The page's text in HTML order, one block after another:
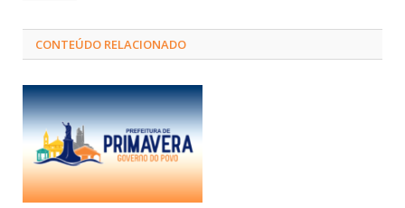
CONTEÚDO RELACIONADO